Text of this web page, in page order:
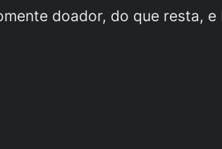
doador, do que resta,